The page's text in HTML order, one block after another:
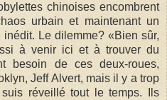
chinoises encombrent
urbain et maintenant un
Le dilemme? «Bien sûr,
à venir ici et à trouver du
besoin de ces deux-roues,
Jeff Alvert, mais il y a trop
réveillé tout le temps. Ils